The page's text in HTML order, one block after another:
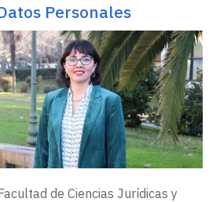
Personales
de Ciencias Jurídicas y